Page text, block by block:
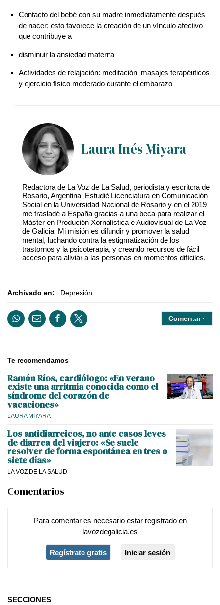
Contacto del bebé con su madre inmediatamente después
de nacer; esto favorece la creación de un vínculo afectivo
que contribuye a
disminuir la ansiedad materna
Actividades de relajación: meditación, masajes terapéuticos
y ejercicio físico moderado durante el embarazo
Laura Inés Miyara
Redactora de La Voz de La Salud, periodista y escritora de
Rosario, Argentina. Estudié Licenciatura en Comunicación
Social en la Universidad Nacional de Rosario y en el 2019
me trasladé a España gracias a una beca para realizar el
Máster en Produción Xornalística e Audiovisual de La Voz
de Galicia. Mi misión es difundir y promover la salud
mental, luchando contra la estigmatización de los
trastornos y la psicoterapia, y creando recursos de fácil
acceso para aliviar a las personas en momentos difíciles.
Archivado en: Depresión
Comentar ·
Te recomendamos
Ramón Ríos, cardiólogo: «En verano
existe una arritmia conocida como el
síndrome del corazón de
vacaciones»
LAURA MIYARA
Los antidiarreicos, no ante casos leves
de diarrea del viajero: «Se suele
resolver de forma espontánea en tres o
siete días»
LA VOZ DE LA SALUD
Comentarios
Para comentar es necesario estar registradoen
lavozdegalicia.es
Regístrate gratis Iniciar sesión
SECCIONES